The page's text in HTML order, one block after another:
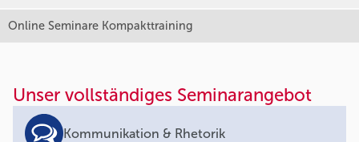
Online Seminare Kompakttraining
Unser vollständiges Seminarangebot
Kommunikation & Rhetorik